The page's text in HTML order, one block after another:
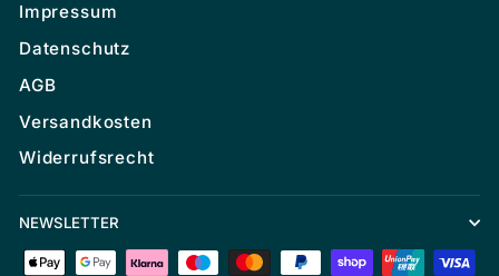
Impressum
Datenschutz
AGB
Versandkosten
Widerrufsrecht
NEWSLETTER